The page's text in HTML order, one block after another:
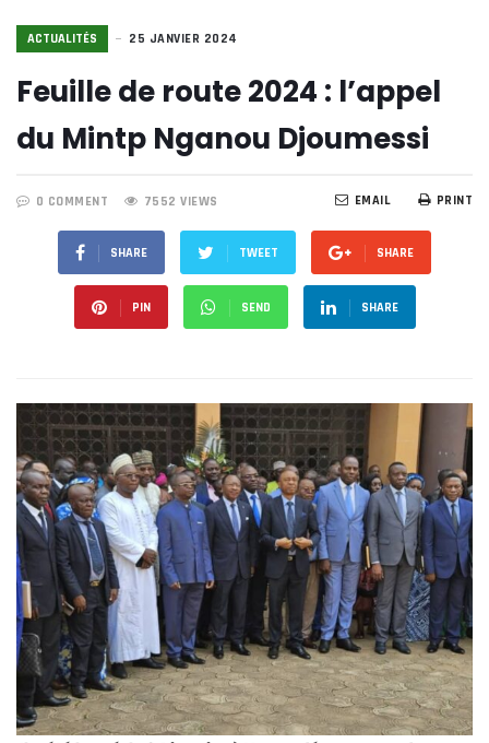
ACTUALITÉS 25 JANVIER 2024
Feuille de route 2024 : l’appel
du Mintp Nganou Djoumessi
0 COMMENT 7552 VIEWS PRINT
EMAIL
SHARE TWEET SHARE
PIN SEND SHARE